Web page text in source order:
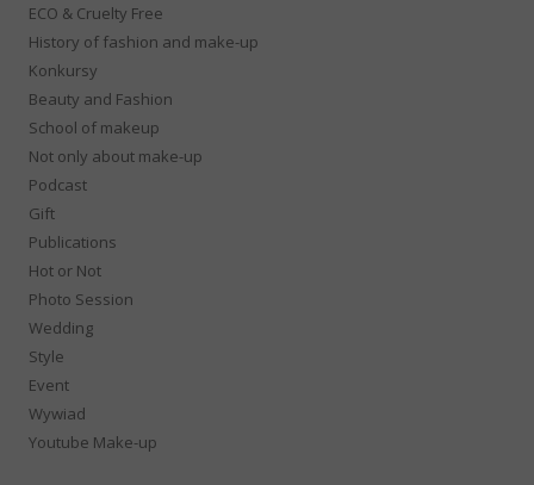
ECO & Cruelty Free
History of fashion and make-up
Konkursy
Beauty and Fashion
School of makeup
Not only about make-up
Podcast
Gift
Publications
Hot or Not
Photo Session
Wedding
Style
Event
Wywiad
Youtube Make-up